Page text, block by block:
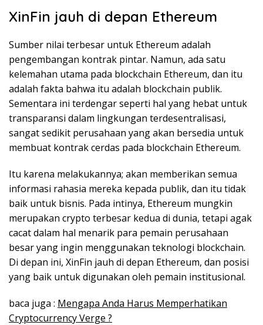
XinFin jauh di depan Ethereum
Sumber nilai terbesar untuk Ethereum adalah
pengembangan kontrak pintar. Namun, ada satu
kelemahan utama pada blockchain Ethereum, dan itu
adalah fakta bahwa itu adalah blockchain publik.
Sementara ini terdengar seperti hal yang hebat untuk
transparansi dalam lingkungan terdesentralisasi,
sangat sedikit perusahaan yang akan bersedia untuk
membuat kontrak cerdas pada blockchain Ethereum.
Itu karena melakukannya; akan memberikan semua
informasi rahasia mereka kepada publik, dan itu tidak
baik untuk bisnis. Pada intinya, Ethereum mungkin
merupakan crypto terbesar kedua di dunia, tetapi agak
cacat dalam hal menarik para pemain perusahaan
besar yang ingin menggunakan teknologi blockchain.
Di depan ini, XinFin jauh di depan Ethereum, dan posisi
yang baik untuk digunakan oleh pemain institusional.
baca juga : Mengapa Anda Harus Memperhatikan
Cryptocurrency Verge ?